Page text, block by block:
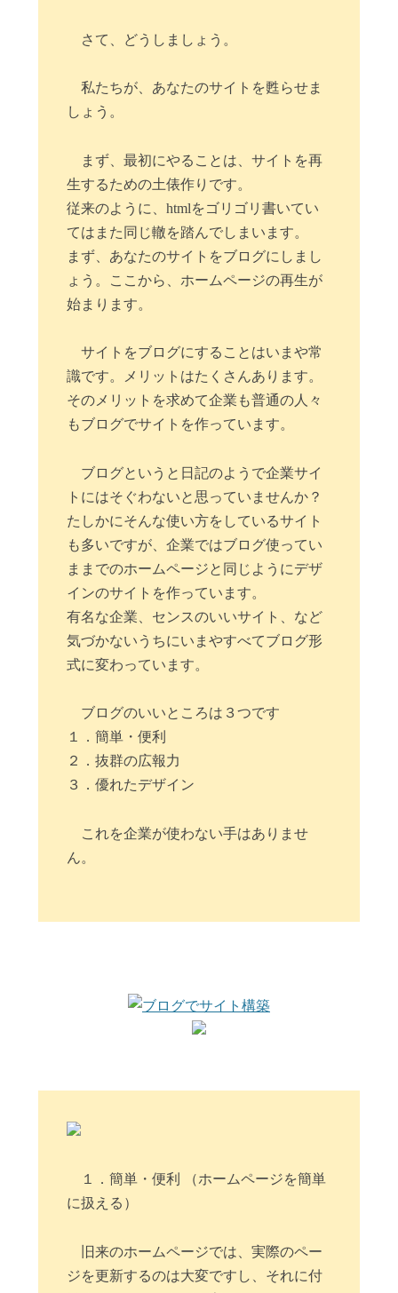
さて、どうしましょう。
私たちが、あなたのサイトを甦らせま
しょう。
まず、最初にやることは、サイトを再
生するための土俵作りです。
従来のように、htmlをゴリゴリ書いてい
てはまた同じ轍を踏んでしまいます。
まず、あなたのサイトをブログにしまし
ょう。ここから、ホームページの再生が
始まります。
サイトをブログにすることはいまや常
識です。メリットはたくさんあります。
そのメリットを求めて企業も普通の人々
もブログでサイトを作っています。
ブログというと日記のようで企業サイ
トにはそぐわないと思っていませんか？
たしかにそんな使い方をしているサイト
も多いですが、企業ではブログ使ってい
ままでのホームページと同じようにデザ
インのサイトを作っています。
有名な企業、センスのいいサイト、など
気づかないうちにいまやすべてブログ形
式に変わっています。
ブログのいいところは３つです
１．簡単・便利
２．抜群の広報力
３．優れたデザイン
これを企業が使わない手はありませ
ん。
１．簡単・便利 （ホームページを簡単
に扱える）
旧来のホームページでは、実際のペー
ジを更新するのは大変ですし、それに付